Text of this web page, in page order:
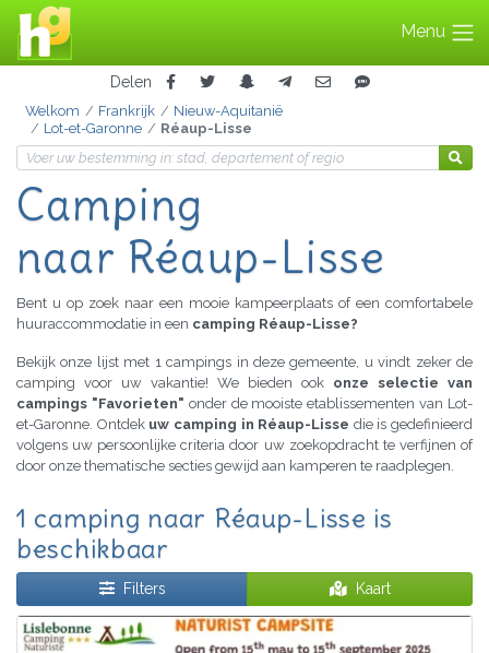
Menu
Delen
Welkom Frankrijk
Nieuw-Aquitanië
Lot-et-Garonne
Réaup-Lisse
Camping
naar Réaup-Lisse
Bent u op zoek naar een mooie kampeerplaats of een comfortabele
huuraccommodatie in een camping Réaup-Lisse?
Bekijk onze lijst met 1 campings in deze gemeente, u vindt zeker de
camping voor uw vakantie! We bieden ook onze selectie van
campings "Favorieten" onder de mooiste etablissementen van Lot-
et-Garonne. Ontdek uw camping in Réaup-Lisse die is gedefinieerd
volgens uw persoonlijke criteria door uw zoekopdracht te verfijnen of
door onze thematische secties gewijd aan kamperen te raadplegen.
1 camping naar Réaup-Lisse is
beschikbaar
Filters Kaart